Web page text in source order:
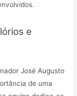
e
José Augusto
de uma